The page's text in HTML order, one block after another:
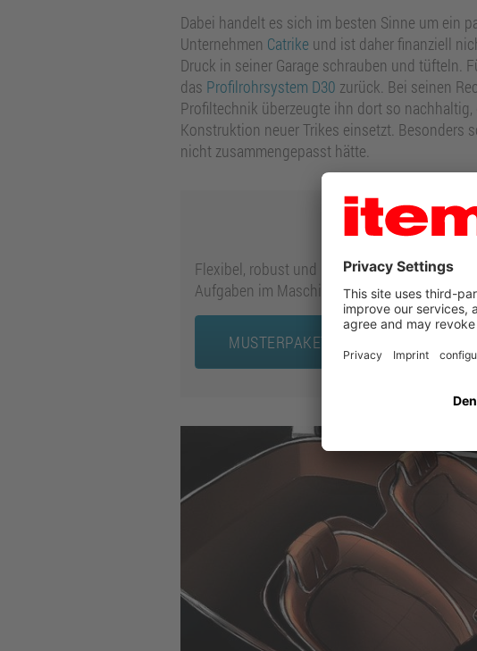
Dabei handelt es sich im besten Sinne um ein
Unternehmen Catrike und ist daher finanziell
Druck in seiner Garage schrauben und tüfteln.
das Profilrohrsystem D30 zurück. Bei seinen
Profiltechnik überzeugte ihn dort so
Konstruktion neuer Trikes einsetzt. Besonders
nicht zusammengepasst hätte.
Flexibel, robust und hochwertig: Der item
Aufgaben im Maschinen- und
MUSTERPAKET SICHERN